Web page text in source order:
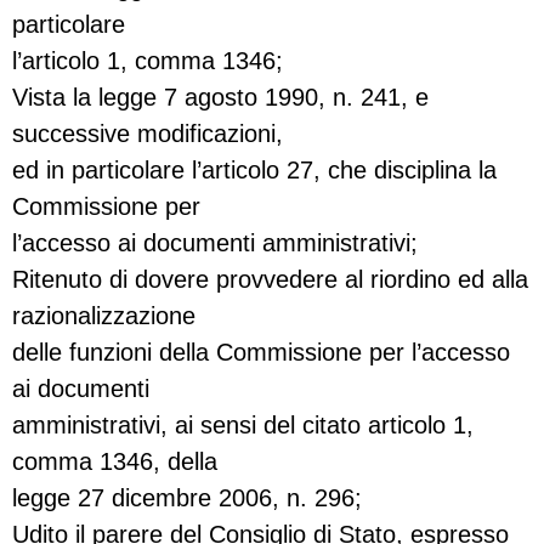
particolare
l’articolo 1, comma 1346;
Vista la legge 7 agosto 1990, n. 241, e
successive modificazioni,
ed in particolare l’articolo 27, che disciplina la
Commissione per
l’accesso ai documenti amministrativi;
Ritenuto di dovere provvedere al riordino ed alla
razionalizzazione
delle funzioni della Commissione per l’accesso
ai documenti
amministrativi, ai sensi del citato articolo 1,
comma 1346, della
legge 27 dicembre 2006, n. 296;
Udito il parere del Consiglio di Stato, espresso